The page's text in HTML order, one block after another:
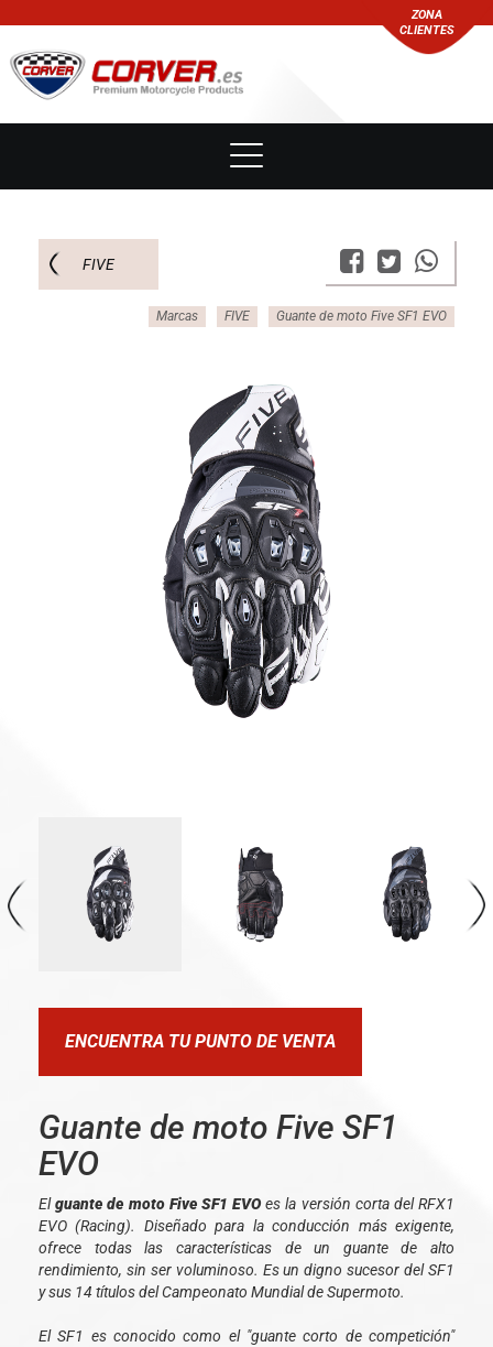
ZONA
CLIENTES
FIVE
Marcas FIVE Guante de moto Five SF1 EVO
ENCUENTRA TU PUNTO DE VENTA
Guante de moto Five SF1
EVO
Elguante de moto Five SF1 EVO es la versión corta del RFX1
EVO (Racing). Diseñado para la conducción más exigente,
ofrece todas las características de un guante de alto
rendimiento, sin ser voluminoso. Es un digno sucesor del SF1
y sus 14 títulos del Campeonato Mundial de Supermoto.
El SF1 es conocido como el "guante corto de competición"